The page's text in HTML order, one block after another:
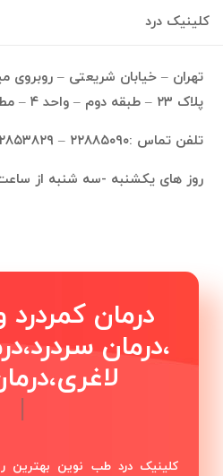
کلینیک درد
تهران – خیابان شریعتی – روبروی
پلاک ٢٣ – طبقه دوم – واحد ۴ – مطب دکتر فرهاد صبری
تلفن تماس :٢٢٨٨۵٠٩٠ – ٢٢٨۵٣٨٢٩
روز های یکشنبه -سه شنبه از ساعت 10:30 الی
درمان
،درمان
|
کلینیک درد طب نوین بهترین